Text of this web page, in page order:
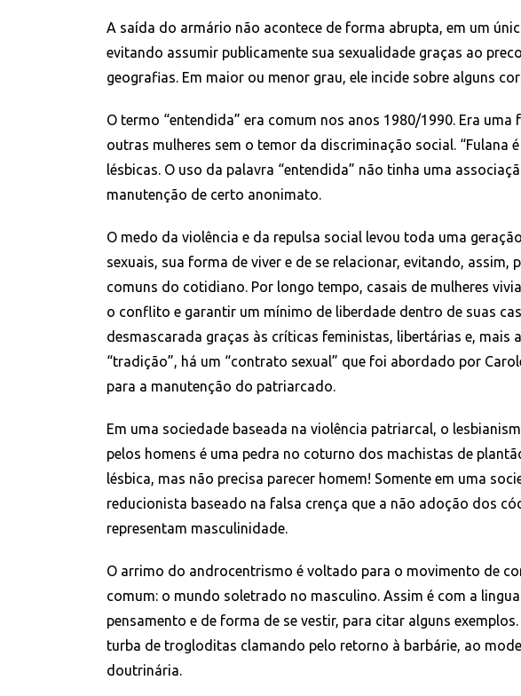
A saída do armário não acontece de forma abrupta, em um
evitando assumir publicamente sua sexualidade graças ao
geografias. Em maior ou menor grau, ele incide sobre alguns
O termo “entendida” era comum nos anos 1980/1990. Era
outras mulheres sem o temor da discriminação social. “Fulana
lésbicas. O uso da palavra “entendida” não tinha uma
manutenção de certo anonimato.
O medo da violência e da repulsa social levou toda uma
sexuais, sua forma de viver e de se relacionar, evitando,
comuns do cotidiano. Por longo tempo, casais de mulheres
o conflito e garantir um mínimo de liberdade dentro de suas
desmascarada graças às críticas feministas, libertárias e, mais
“tradição”, há um “contrato sexual” que foi abordado por
para a manutenção do patriarcado.
Em uma sociedade baseada na violência patriarcal, o
pelos homens é uma pedra no coturno dos machistas de
lésbica, mas não precisa parecer homem! Somente em uma
reducionista baseado na falsa crença que a não adoção dos
representam masculinidade.
O arrimo do androcentrismo é voltado para o movimento de
comum: o mundo soletrado no masculino. Assim é com a
pensamento e de forma de se vestir, para citar alguns
turba de trogloditas clamando pelo retorno à barbárie, ao
doutrinária.